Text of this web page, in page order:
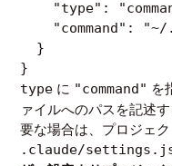
"type":
"command":
  }
}
type に "command" を
ァイルへのパスを記述
要な場合は、プロジェ
.claude/